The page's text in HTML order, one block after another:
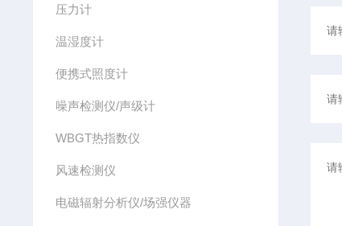
压力计
温湿度计
便携式照度计
噪声检测仪/声级计
WBGT热指数仪
风速检测仪
电磁辐射分析仪/场强仪器